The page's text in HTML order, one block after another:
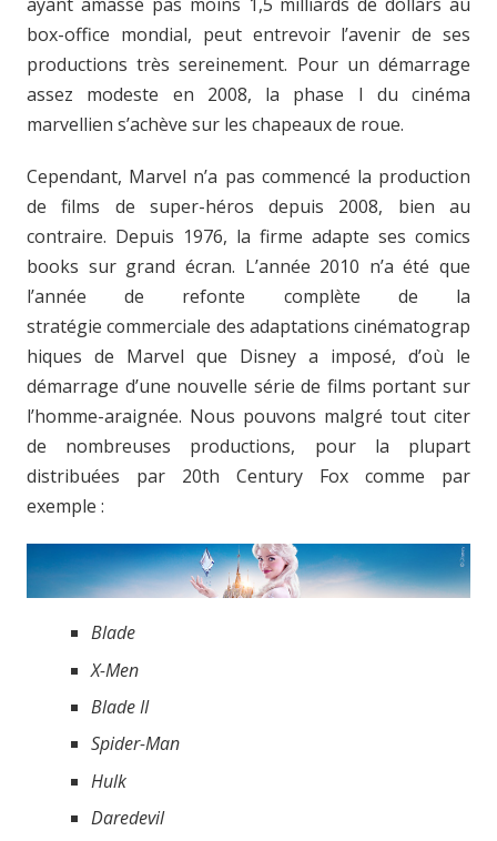
box-office mondial, peut entrevoir l’avenir de ses
productions très sereinement. Pour un démarrage
assez modeste en 2008, la phase I du cinéma
marvellien s’achève sur les chapeaux de roue.
Cependant, Marvel n’a pas commencé la production
de films de super-héros depuis 2008, bien au
contraire. Depuis 1976, la firme adapte ses comics
books sur grand écran. L’année 2010 n’a été que
l’année de refonte complète de la
stratégie commerciale des adaptations cinématograp
hiques de Marvel que Disney a imposé, d’où le
démarrage d’une nouvelle série de films portant sur
l’homme-araignée. Nous pouvons malgré tout citer
de nombreuses productions, pour la plupart
distribuées par 20th Century Fox comme par
exemple :
Blade
X-Men
Blade II
Spider-Man
Hulk
Daredevil